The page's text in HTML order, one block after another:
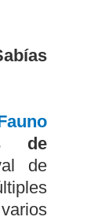
de
de